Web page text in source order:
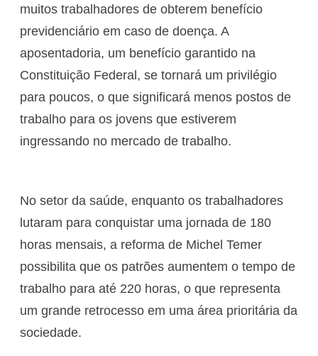
muitos trabalhadores de obterem benefício
previdenciário em caso de doença. A
aposentadoria, um benefício garantido na
Constituição Federal, se tornará um privilégio
para poucos, o que significará menos postos de
trabalho para os jovens que estiverem
ingressando no mercado de trabalho.
No setor da saúde, enquanto os trabalhadores
lutaram para conquistar uma jornada de 180
horas mensais, a reforma de Michel Temer
possibilita que os patrões aumentem o tempo de
trabalho para até 220 horas, o que representa
um grande retrocesso em uma área prioritária da
sociedade.